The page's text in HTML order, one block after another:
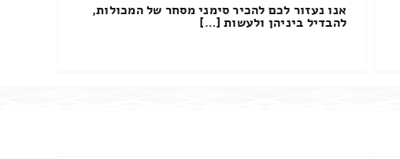
אנו נעזור לכם להכיר סימני מסחר של המכולות,
להבדיל ביניהן ולעשות […]